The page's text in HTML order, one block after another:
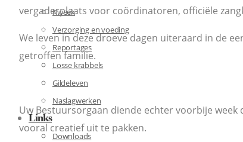
Kweek
Verzorging en voeding
Reportages
Losse krabbels
Gildeleven
Naslagwerken
Links
Downloads
vergaderplaats voor coördinatoren, officiële
We leven in deze droeve dagen uiteraard in de
getroffen familie.
Uw Bestuursorgaan diende echter voorbije week
vooral creatief uit te pakken.